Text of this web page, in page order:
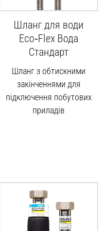
Шланг для води
Eco‑Flex Вода
Стандарт
Шланг з обтискними
закінченнями для
підключення побутових
приладів